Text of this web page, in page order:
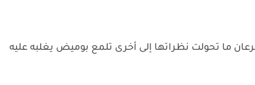
ما تحولت نظراتها إلى أخرى تلمع بوميض يغلبه عليه